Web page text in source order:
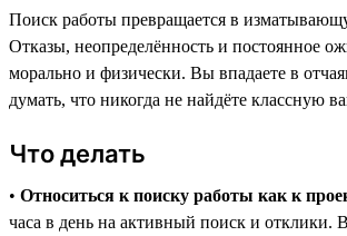
Поиск работы превращается в
Отказы, неопределённость и постоянное
морально и физически. Вы впадаете в
думать, что никогда не найдёте классную
Что делать
• Относиться к поиску работы как к
часа в день на активный поиск и отклики.